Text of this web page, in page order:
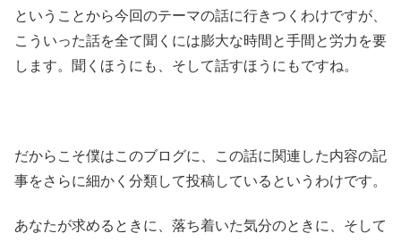
ということから今回のテーマの話に行きつくわけですが、
こういった話を全て聞くには膨大な時間と手間と労力を要
します。聞くほうにも、そして話すほうにもですね。
だからこそ僕はこのブログに、この話に関連した内容の記
事をさらに細かく分類して投稿しているというわけです。
あなたが求めるときに、落ち着いた気分のときに、そして